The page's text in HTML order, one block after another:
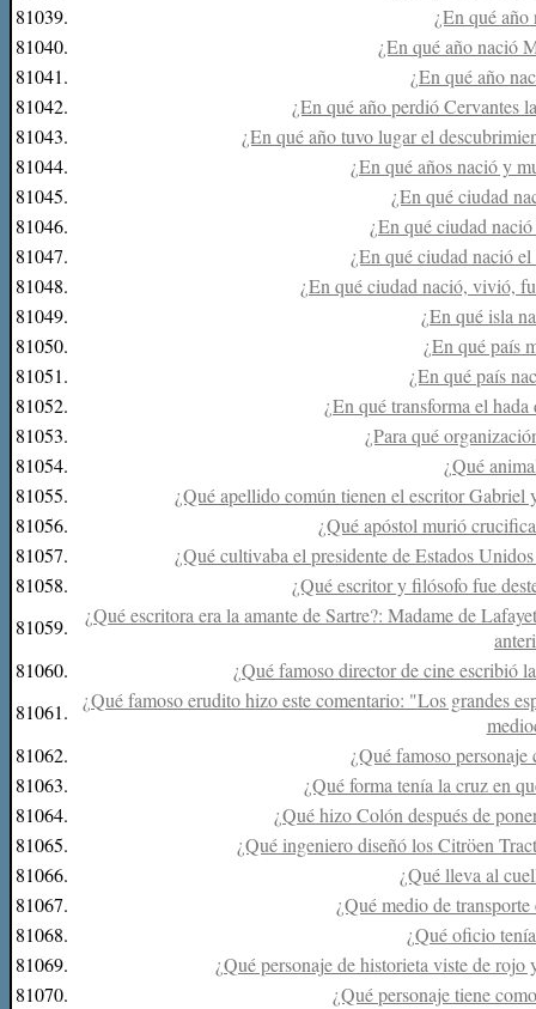
81039.
¿En qué
81040.
¿En qué año nació
81041.
¿En qué año
81042.
¿En qué año perdió Cervantes
81043.
¿En qué año tuvo lugar el
81044.
¿En qué años nació y
81045.
¿En qué ciudad
81046.
¿En qué ciudad
81047.
¿En qué ciudad nació
81048.
¿En qué ciudad nació, vivió,
81049.
¿En qué isla
81050.
¿En qué país
81051.
¿En qué país
81052.
¿En qué transforma el
81053.
¿Para qué
81054.
¿Qué
81055.
¿Qué apellido común tienen el escritor
81056.
¿Qué apóstol murió
81057.
¿Qué cultivaba el presidente de Estados
81058.
¿Qué escritor y filósofo fue
81059.
¿Qué escritora era la amante de Sartre?: Madame de
81060.
¿Qué famoso director de cine escribió
81061.
¿Qué famoso erudito hizo este comentario: "Los grandes
81062.
¿Qué famoso
81063.
¿Qué forma tenía la cruz en
81064.
¿Qué hizo Colón después de
81065.
¿Qué ingeniero diseñó los Citröen
81066.
¿Qué lleva al
81067.
¿Qué medio de
81068.
¿Qué oficio
81069.
¿Qué personaje de historieta viste de
81070.
¿Qué personaje tiene